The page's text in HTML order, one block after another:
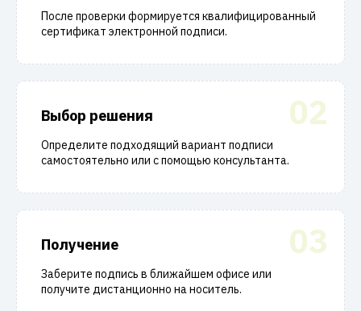
После проверки формируется квалифицированный
сертификат электронной подписи.
02
Выбор решения
Определите подходящий вариант подписи
самостоятельно или с помощью консультанта.
03
Получение
Заберите подпись в ближайшем офисе или
получите дистанционно на носитель.